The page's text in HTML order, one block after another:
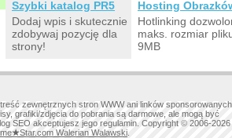
Szybki katalog PR5
Dodaj wpis i skutecznie
zdobywaj pozycję dla
strony!
Hosting
Hotlinking
maks. rozmiar
9MB
zewnętrznych stron WWW ani linków sponsorowanych
grafiki/zdjęcia do pobrania są darmowe, ale mogą być
SEO akceptujesz jego regulamin. Copyright © 2006-2026
★Star.com Walerian Walawski